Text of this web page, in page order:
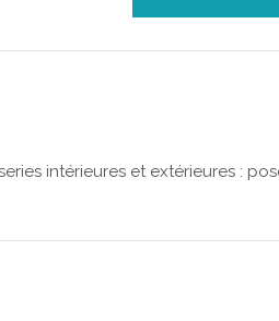
intérieures et extérieures :